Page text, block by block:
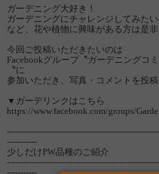
ガーデニング大好き！
ガーデニングにチャレンジしてみたい
など、花や植物に興味がある方は是
今回ご投稿いただきたいのは
Facebookグループ〝ガーデニングコ
〝に
参加いただき、写真・コメントを投
▼ガーデリンクはこちら
https://www.facebook.com/groups/
-----------
少しだけPW品種のご紹介